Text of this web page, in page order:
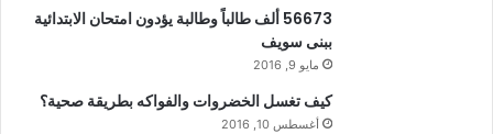
56673 ألف طالباً وطالبة يؤدون امتحان الابتدائية
ببنى سويف
مايو 9, 2016
كيف تغسل الخضروات والفواكه بطريقة صحية؟
أغسطس 10, 2016